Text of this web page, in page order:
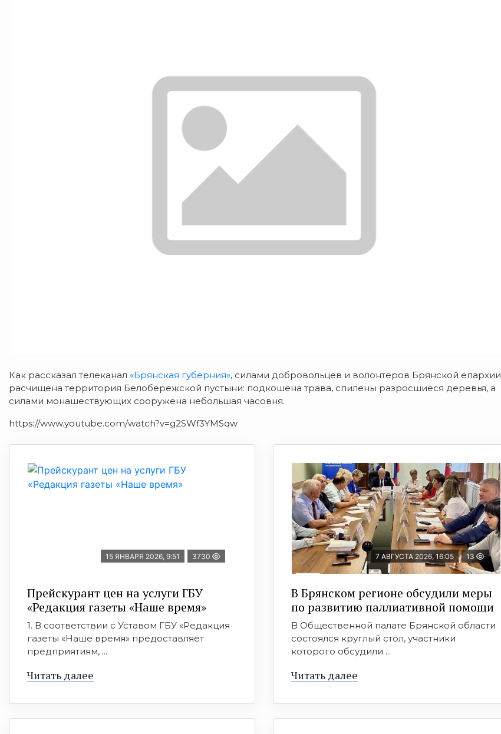
Как рассказал телеканал «Брянская губерния», силами добровольцев и волонтеров Брянской епархии
расчищена территория Белобережской пустыни: подкошена трава, спилены разросшиеся деревья, а
силами монашествующих сооружена небольшая часовня.
https://www.youtube.com/watch?v=g2SWf3YMSqw
15 ЯНВАРЯ 2026, 9:51 3730
Прейскурант цен на услуги ГБУ
«Редакция газеты «Наше время»
1. В соответствии с Уставом ГБУ «Редакция
газеты «Наше время» предоставляет
предприятиям, ...
Читать далее
7 АВГУСТА 2026, 16:05 13
В Брянском регионе обсудили меры
по развитию паллиативной помощи
В Общественной палате Брянской области
состоялся круглый стол, участники
которого обсудили ...
Читать далее